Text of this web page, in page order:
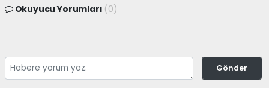
Okuyucu Yorumları (0)
Gönder